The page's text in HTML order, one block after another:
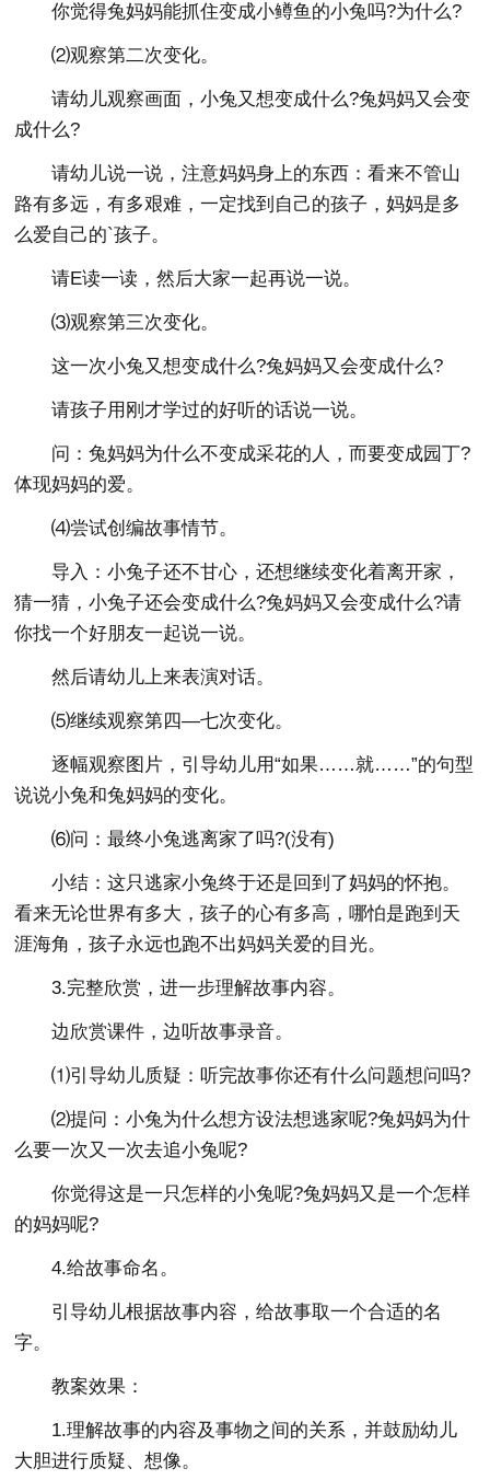
你觉得兔妈妈能抓住变成小鳟鱼的小兔吗?为什么?
⑵观察第二次变化。
请幼儿观察画面，小兔又想变成什么?兔妈妈又会变
成什么?
请幼儿说一说，注意妈妈身上的东西：看来不管山
路有多远，有多艰难，一定找到自己的孩子，妈妈是多
么爱自己的`孩子。
请E读一读，然后大家一起再说一说。
⑶观察第三次变化。
这一次小兔又想变成什么?兔妈妈又会变成什么?
请孩子用刚才学过的好听的话说一说。
问：兔妈妈为什么不变成采花的人，而要变成园丁?
体现妈妈的爱。
⑷尝试创编故事情节。
导入：小兔子还不甘心，还想继续变化着离开家，
猜一猜，小兔子还会变成什么?兔妈妈又会变成什么?请
你找一个好朋友一起说一说。
然后请幼儿上来表演对话。
⑸继续观察第四—七次变化。
逐幅观察图片，引导幼儿用“如果……就……”的句型
说说小兔和兔妈妈的变化。
⑹问：最终小兔逃离家了吗?(没有)
小结：这只逃家小兔终于还是回到了妈妈的怀抱。
看来无论世界有多大，孩子的心有多高，哪怕是跑到天
涯海角，孩子永远也跑不出妈妈关爱的目光。
3.完整欣赏，进一步理解故事内容。
边欣赏课件，边听故事录音。
⑴引导幼儿质疑：听完故事你还有什么问题想问吗?
⑵提问：小兔为什么想方设法想逃家呢?兔妈妈为什
么要一次又一次去追小兔呢?
你觉得这是一只怎样的小兔呢?兔妈妈又是一个怎样
的妈妈呢?
4.给故事命名。
引导幼儿根据故事内容，给故事取一个合适的名
字。
教案效果：
1.理解故事的内容及事物之间的关系，并鼓励幼儿
大胆进行质疑、想像。